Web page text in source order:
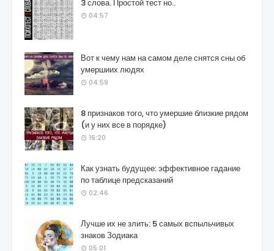
3 слова. Простой тест но..
04:57
Вот к чему нам на самом деле снятся сны об
умершиих людях
04:59
8 признаков того, что умершие близкие рядом
(и у них все в порядке)
16:20
Как узнать будущее: эффективное гадание
по таблице предсказаний
02:46
Лучше их не злить: 5 самых вспыльчивых
знаков Зодиака
05:01